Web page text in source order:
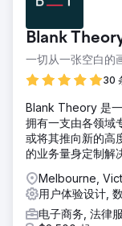
Blank
一切从一张空白的
30
Blank Theory 是一
拥有一支由各领域
或将其推向新的高
的业务量身定制解
Melbourne,
用户体验设计,
电子商务, 法律